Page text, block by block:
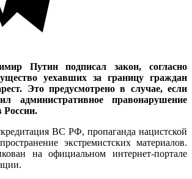
Путин подписал закон, согласно
уехавших за границу граждан
Это предусмотрено в случае, если
административное правонарушение
России.
ВС РФ, пропаганда нацистской
экстремистских материалов.
на официальном интернет-портале